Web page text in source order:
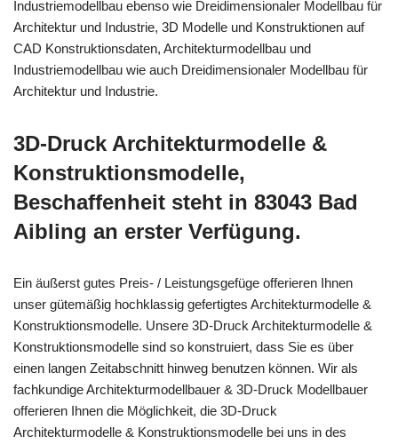
Industriemodellbau ebenso wie Dreidimensionaler Modellbau für
Architektur und Industrie, 3D Modelle und Konstruktionen auf
CAD Konstruktionsdaten, Architekturmodellbau und
Industriemodellbau wie auch Dreidimensionaler Modellbau für
Architektur und Industrie.
3D-Druck Architekturmodelle &
Konstruktionsmodelle,
Beschaffenheit steht in 83043 Bad
Aibling an erster Verfügung.
Ein äußerst gutes Preis- / Leistungsgefüge offerieren Ihnen
unser gütemäßig hochklassig gefertigtes Architekturmodelle &
Konstruktionsmodelle. Unsere 3D-Druck Architekturmodelle &
Konstruktionsmodelle sind so konstruiert, dass Sie es über
einen langen Zeitabschnitt hinweg benutzen können. Wir als
fachkundige Architekturmodellbauer & 3D-Druck Modellbauer
offerieren Ihnen die Möglichkeit, die 3D-Druck
Architekturmodelle & Konstruktionsmodelle bei uns in des